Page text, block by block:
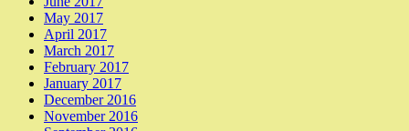
May 2017
April 2017
March 2017
February 2017
January 2017
December 2016
November 2016